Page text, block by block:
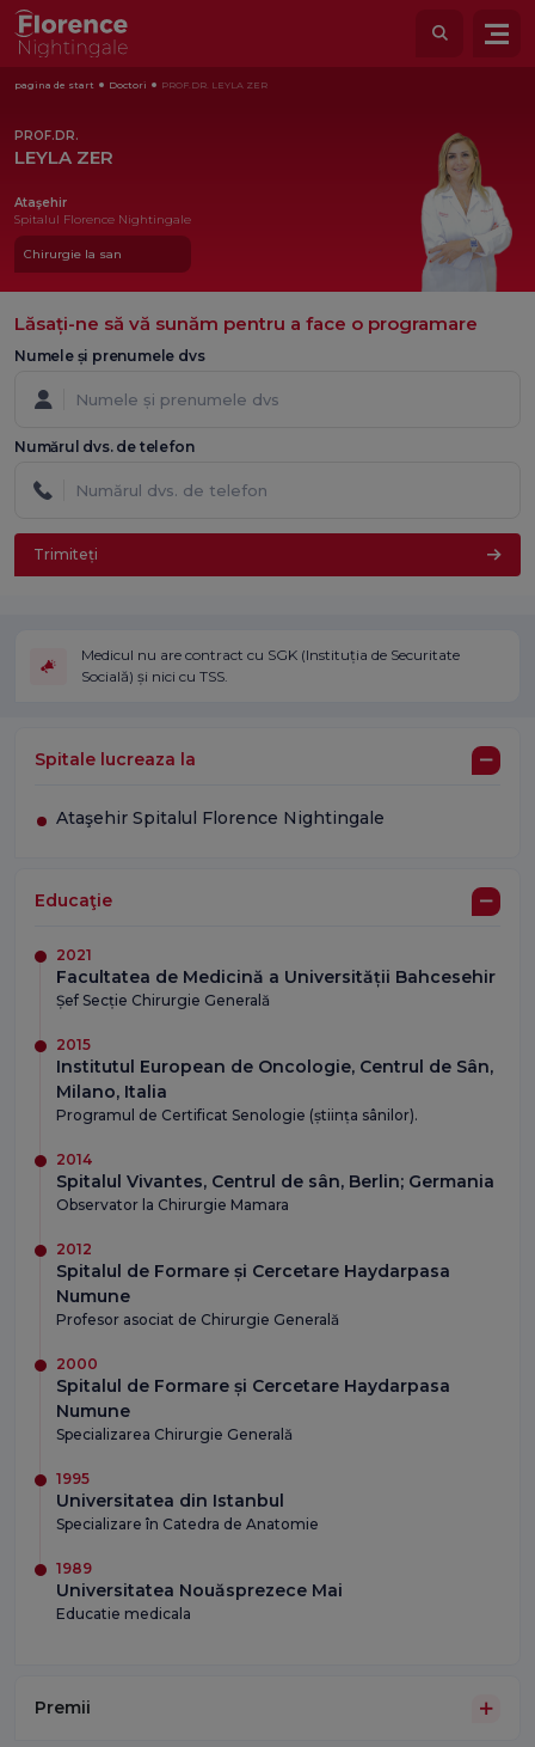
pagina de start Doctori PROF.DR. LEYLA ZER
PROF.DR.
LEYLA ZER
Ataşehir
Spitalul Florence Nightingale
Chirurgie la san
Lăsați-ne să vă sunăm pentru a face o programare
Numele și prenumele dvs
Numărul dvs. de telefon
Trimiteți
Medicul nu are contract cu SGK (Instituția de Securitate
Socială) și nici cu TSS.
Spitale lucreaza la
Ataşehir Spitalul Florence Nightingale
Educaţie
2021
Facultatea de Medicină a Universității Bahcesehir
Șef Secție Chirurgie Generală
2015
Institutul European de Oncologie, Centrul de Sân,
Milano, Italia
Programul de Certificat Senologie (știința sânilor).
2014
Spitalul Vivantes, Centrul de sân, Berlin; Germania
Observator la Chirurgie Mamara
2012
Spitalul de Formare și Cercetare Haydarpasa
Numune
Profesor asociat de Chirurgie Generală
2000
Spitalul de Formare și Cercetare Haydarpasa
Numune
Specializarea Chirurgie Generală
1995
Universitatea din Istanbul
Specializare în Catedra de Anatomie
1989
Universitatea Nouăsprezece Mai
Educatie medicala
Premii